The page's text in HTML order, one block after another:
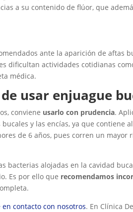
a su contenido de flúor, que
ante la aparición de aftas
dificultan actividades cotidianas
médica.
usar enjuague
conviene usarlo con prudencia.
y las encías, ya que contiene
de 6 años, pues corren un mayor
bacterias alojadas en la cavidad
Es por ello que recomendamos
contacto con nosotros. En Clínica